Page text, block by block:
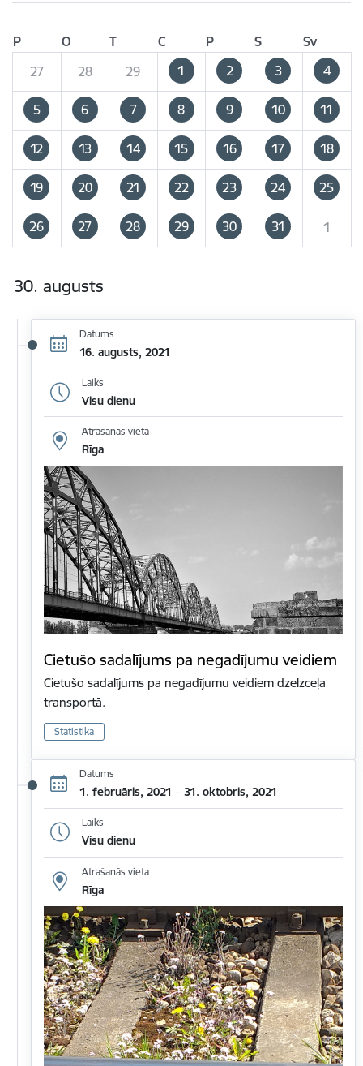
P O T C P S
Sv
27
28 29 1 2 3 4
5 6 7 8 9 10 11
12 13 14 15 16 17 18
19 20 21 22 23 24 25
26 27 28 29 30 31 1
30. augusts
Datums
16. augusts, 2021
Laiks
Visu dienu
Atrašanās vieta
Rīga
Cietušo sadalījums pa negadījumu veidiem
Cietušo sadalījums pa negadījumu veidiem dzelzceļa
transportā.
Statistika
Datums
1. februāris, 2021 – 31. oktobris, 2021
Laiks
Visu dienu
Atrašanās vieta
Rīga